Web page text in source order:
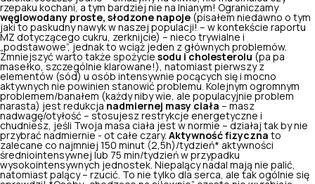
rzepaku kochani, a tym bardziej nie na lnianym! Ograniczamy
węglowodany proste, słodzone napoje (pisałem niedawno o tym
jaki to paskudny nawyk w naszej populacji! – w kontekście raportu
MZ dotyczącego cukru, zerknijcie) – nieco trywialne i
„podstawowe”, jednak to wciąż jeden z głównych problemów.
Zmniejszyć warto także spożycie sodu i cholesterolu (pa pa
masełko, szczególnie klarowane!), natomiast pierwszy z
elementów (sód) u osób intensywnie pocących się i mocno
aktywnych nie powinien stanowić problemu. Kolejnym ogromnym
problemem/banałem (każdy niby wie, ale populacyjnie problem
narasta) jest redukcja nadmiernej masy ciała – masz
nadwagę/otyłość – stosujesz restrykcje energetyczne i
chudniesz, jeśli Twoja masa ciała jest w normie – działaj tak by nie
przybrać nadmiernie - ot całe czary. Aktywność fizyczna to
zalecane co najmniej 150 minut (2,5h)/tydzień* aktywności
średniointensywnej lub 75 min/tydzień w przypadku
wysokointensywnych jednostek. Niepalący nadal mają nie palić,
natomiast palący – rzucić. To nie tylko dla serca, ale tak ogólnie się